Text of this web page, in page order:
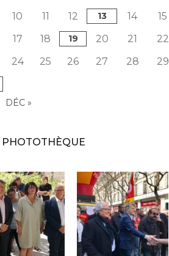
10 11 12 13 14
15
17 18 19 20 21
22
24 25 26 27 28 29
DÉC »
PHOTOTHÈQUE